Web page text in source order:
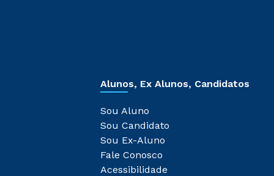
Alunos, Ex Alunos, Candidatos
Sou Aluno
Sou Candidato
Sou Ex-Aluno
Fale Conosco
Acessibilidade